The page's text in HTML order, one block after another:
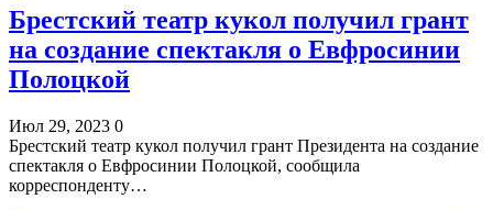
Брестский театр кукол получил грант
на создание спектакля о Евфросинии
Полоцкой
Июл 29, 2023 0
Брестский театр кукол получил грант Президента на создание
спектакля о Евфросинии Полоцкой, сообщила
корреспонденту…